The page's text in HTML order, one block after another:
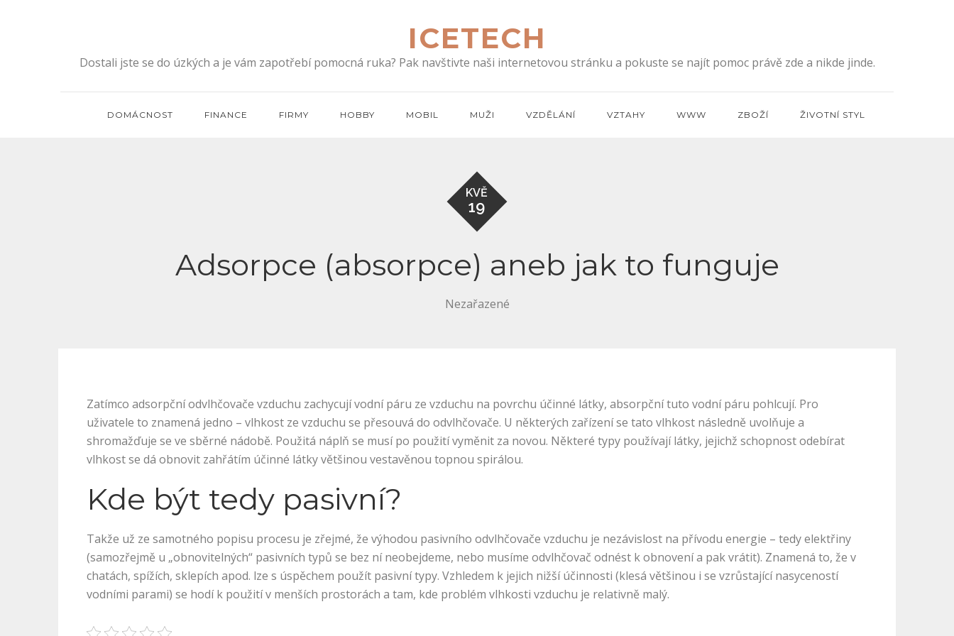
ICETECH
Dostali jste se do úzkých a je vám zapotřebí pomocná ruka? Pak navštivte naši internetovou stránku a pokuste se najít pomoc právě zde a nikde jinde.
DOMÁCNOST FINANCE FIRMY HOBBY MOBIL MUŽI VZDĚLÁNÍ VZTAHY WWW ZBOŽÍ ŽIVOTNÍ STYL
KVĚ
19
Adsorpce (absorpce) aneb jak to funguje
Nezařazené
Zatímco adsorpčníodvlhčovače vzduchu zachycují vodní páru ze vzduchu na povrchu účinné látky, absorpční tuto vodní páru pohlcují. Pro
uživatele to znamená jedno – vlhkost ze vzduchu se přesouvá do odvlhčovače. U některých zařízení se tato vlhkost následně uvolňuje a
shromažďuje se ve sběrné nádobě. Použitá náplň se musí po použití vyměnit za novou. Některé typy používají látky, jejichž schopnost odebírat
vlhkost se dá obnovit zahřátím účinné látky většinou vestavěnou topnou spirálou.
Kde být tedy pasivní?
Takže už ze samotného popisu procesu je zřejmé, že výhodou pasivního odvlhčovače vzduchu je nezávislost na přívodu energie – tedy elektřiny
(samozřejmě u „obnovitelných“ pasivních typů se bez ní neobejdeme, nebo musíme odvlhčovač odnést k obnovení a pak vrátit). Znamená to, že v
chatách, spížích, sklepích apod. lze s úspěchem použít pasivní typy. Vzhledem k jejich nižší účinnosti (klesá většinou i se vzrůstající nasyceností
vodními parami) se hodí k použití v menších prostorách a tam, kde problém vlhkosti vzduchu je relativně malý.